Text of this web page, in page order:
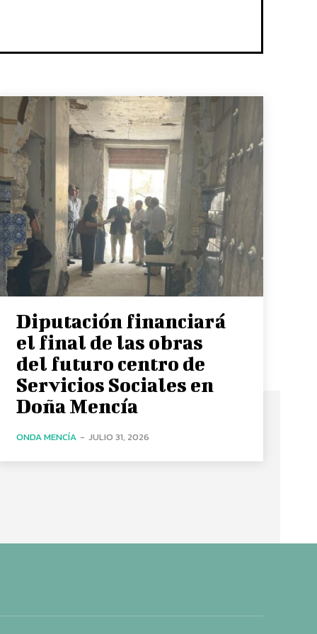
Diputación financiará
el final de las obras
del futuro centro de
Servicios Sociales en
Doña Mencía
ONDA MENCÍA - JULIO 31, 2026